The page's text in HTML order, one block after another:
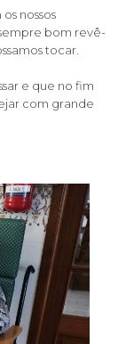
nossos
bom revê-
tocar.
e que no fim
com grande